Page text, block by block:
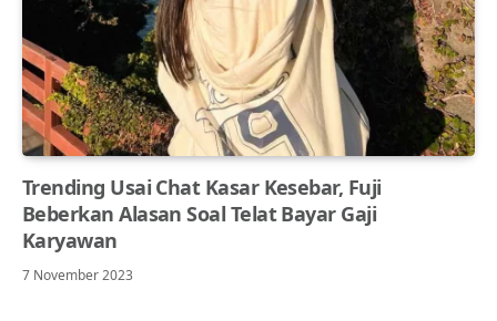
Trending Usai Chat Kasar Kesebar, Fuji
Beberkan Alasan Soal Telat Bayar Gaji
Karyawan
7 November 2023